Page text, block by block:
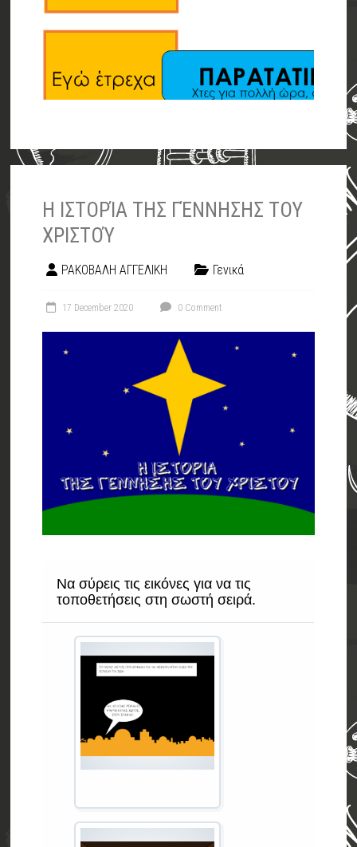
Η ΙΣΤΟΡΊΑ ΤΗΣ ΓΈΝΝΗΣΗΣ ΤΟΥ
ΧΡΙΣΤΟΎ
ΡΑΚΟΒΑΛΗ ΑΓΓΕΛΙΚΗ Γενικά
17 December 2020 0 Comment